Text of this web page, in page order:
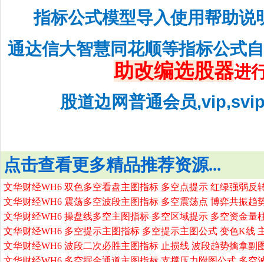
指标公式模型导入使用帮助说
通达信大智慧同花顺等指标公式
助改编选股器进
股道边网普通会员
点击查看更多精品推荐资源...
文华财经WH6 双色多空看盘主图指标 多空点提示 红绿强弱反
文华财经WH6 震荡多空波段主图指标 多空震荡点 博弈共振趋
文华财经WH6 操盘线多空主图指标 多空区域提示 多空资金量
文华财经WH6 多空提示主图指标 多空提示主图公式 变色K线
文华财经WH6 波段二次必胜主图指标 止损线 波段趋势擒拿副